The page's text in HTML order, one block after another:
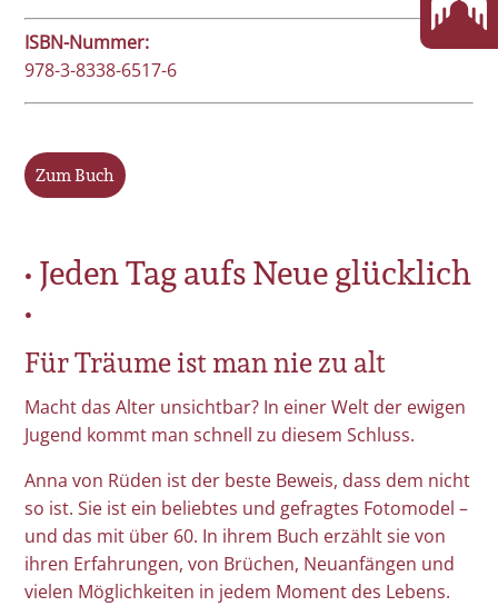
ISBN-Nummer:
978-3-8338-6517-6
Zum Buch
• Jeden Tag aufs Neue glücklich
•
Für Träume ist man nie zu alt
Macht das Alter unsichtbar? In einer Welt der ewigen
Jugend kommt man schnell zu diesem Schluss.
Anna von Rüden ist der beste Beweis, dass dem nicht
so ist. Sie ist ein beliebtes und gefragtes Fotomodel –
und das mit über 60. In ihrem Buch erzählt sie von
ihren Erfahrungen, von Brüchen, Neuanfängen und
vielen Möglichkeiten in jedem Moment des Lebens.